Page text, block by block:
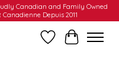
Canadian and Family Owned
Depuis 2011
Liste dePanier